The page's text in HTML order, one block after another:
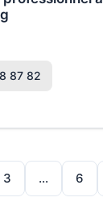
87 82
3 … 6